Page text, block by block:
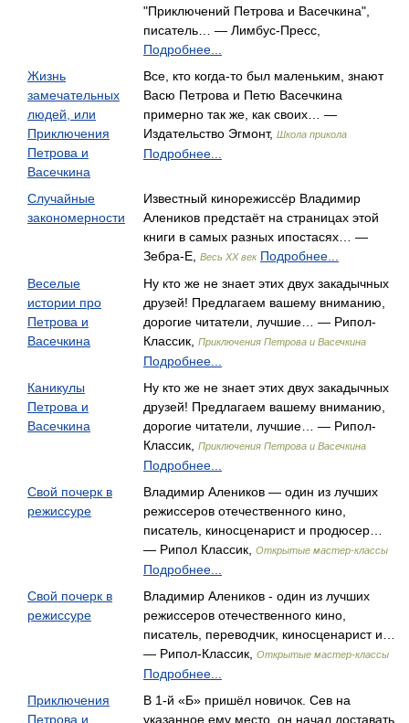
"Приключений Петрова и Васечкина",
писатель… — Лимбус-Пресс,
Подробнее...
Жизнь
замечательных
людей, или
Приключения
Петрова и
Васечкина
Все, кто когда-то был маленьким, знают
Васю Петрова и Петю Васечкина
примерно так же, как своих… —
Издательство Эгмонт, Школа прикола
Подробнее...
Случайные
закономерности
Известный кинорежиссёр Владимир
Алеников предстаёт на страницах этой
книги в самых разных ипостасях… —
Зебра-Е,
Весь ХХ век Подробнее...
Веселые
истории про
Петрова и
Васечкина
Ну кто же не знает этих двух закадычных
друзей! Предлагаем вашему вниманию,
дорогие читатели, лучшие… — Рипол-
Классик,
Приключения Петрова и Васечкина
Подробнее...
Каникулы
Петрова и
Васечкина
Ну кто же не знает этих двух закадычных
друзей! Предлагаем вашему вниманию,
дорогие читатели, лучшие… — Рипол-
Классик,
Приключения Петрова и Васечкина
Подробнее...
Свой почерк в
режиссуре
Владимир Алеников — один из лучших
режиссеров отечественного кино,
писатель, киносценарист и продюсер…
— Рипол Классик,
Открытые мастер-классы
Подробнее...
Свой почерк в
режиссуре
Владимир Алеников - один из лучших
режиссеров отечественного кино,
писатель, переводчик, киносценарист и…
— Рипол-Классик,
Открытые мастер-классы
Подробнее...
Приключения
Петрова и
В 1-й «Б» пришёл новичок. Сев на
указанное ему место, он начал доставать